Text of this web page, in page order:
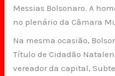
Messias Bolsonaro. A
no plenário da Câmara
Na mesma ocasião,
Título de Cidadão
vereador da capital,